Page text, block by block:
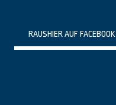
RAUSHIER AUF FACEBOOK